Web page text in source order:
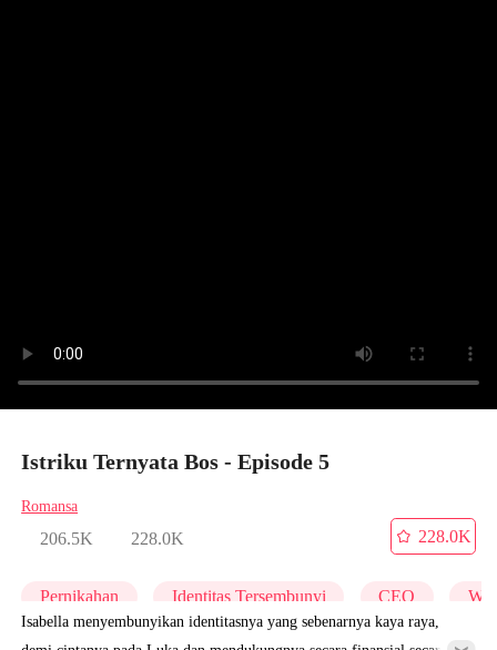
Istriku Ternyata Bos - Episode 5
Romansa
206.5K 228.0K
228.0K
Pernikahan Identitas Tersembunyi CEO
Isabella menyembunyikan identitasnya yang sebenarnya kaya raya,